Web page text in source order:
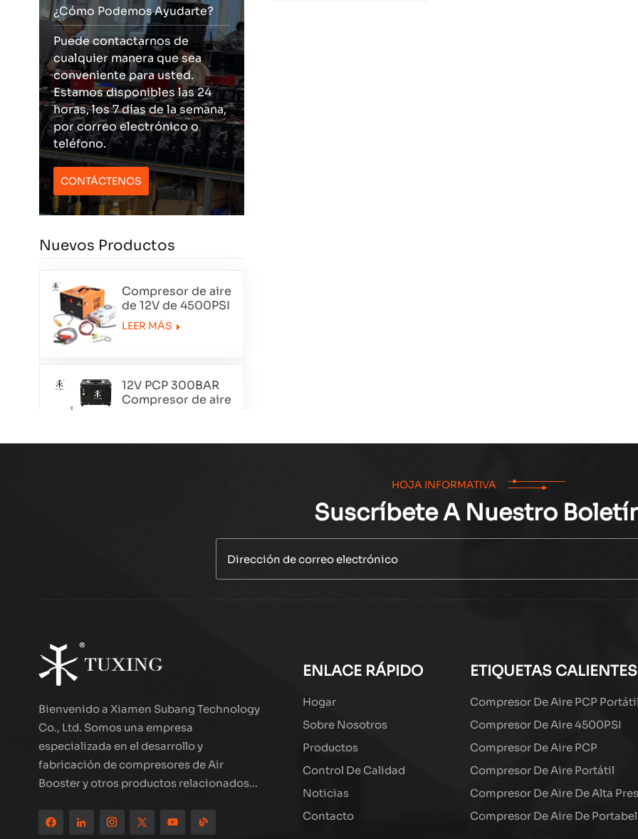
¿Cómo Podemos Ayudarte?
Puede contactarnos de
cualquier manera que sea
conveniente para usted.
Estamos disponibles las 24
horas, los 7 días de la semana,
por correo electrónico o
teléfono.
CONTÁCTENOS
Nuevos Productos
Compresor de aire
de 12V de 4500PSI
de 12V
LEER MÁS
12V PCP 300BAR
Compresor de aire
Empresor de aire
de alambre
Compresor de aire
LCD de doble
cilindro de alto
rendimiento
TXEDT032-1
LEER MÁS
HOJA INFORMATIVA
Suscríbete A Nuestro
Bienvenido a Xiamen Subang Technology
Co., Ltd. Somos una empresa
especializada en el desarrollo y
fabricación de compresores de Air
Booster y otros productos relacionados
productos de la marca de esmoquin han
ENLACE RÁPIDO
Hogar
Sobre Nosotros
Productos
Control De Calidad
Noticias
Contacto
ETIQUETAS CALIENTES
Compresor De Aire PCP
Compresor De Aire 4500PSI
Compresor De Aire PCP
Compresor De Aire Portátil
Compresor De Aire De Alta
Compresor De Aire De Portabel